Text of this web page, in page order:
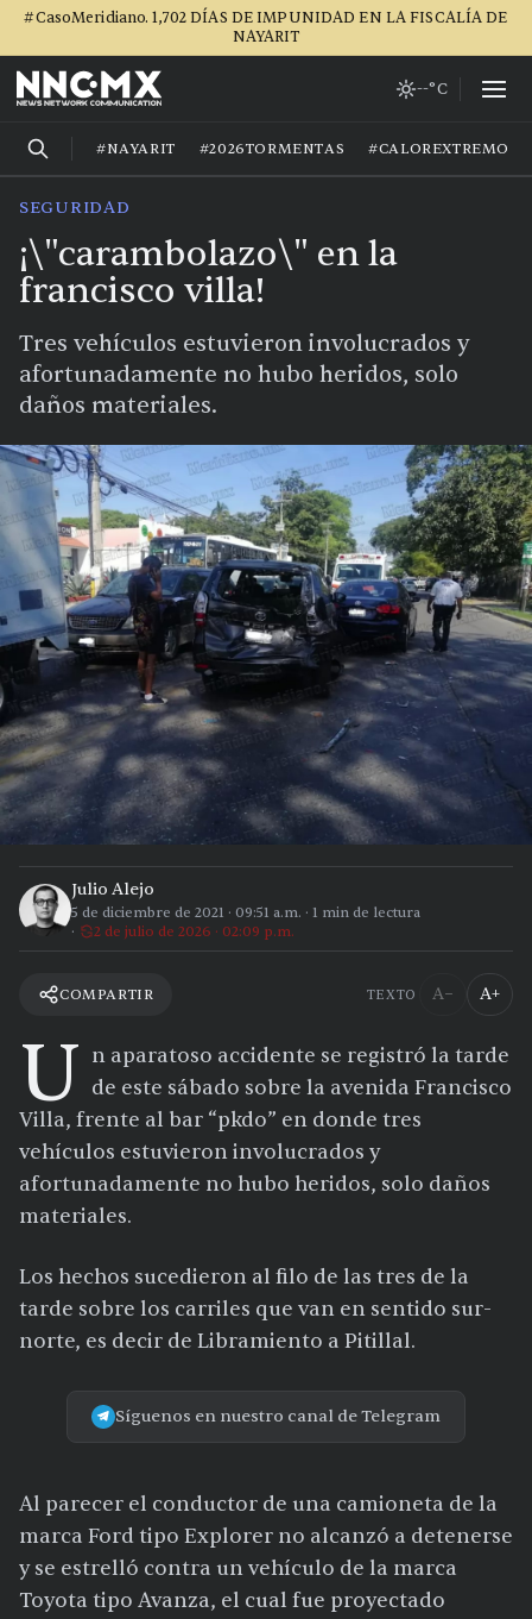
#CasoMeridiano. 1,702 DÍAS DE IMPUNIDAD EN LA FISCALÍA DE
NAYARIT
--°C
#NAYARIT #2026TORMENTAS #CALOREXTREMO
SEGURIDAD
¡\"carambolazo\" en la
francisco villa!
Tres vehículos estuvieron involucrados y
afortunadamente no hubo heridos, solo
daños materiales.
Julio Alejo
5 de diciembre de 2021 · 09:51 a.m. · 1 min de lectura
2 de julio de 2026 · 02:09 p.m.
COMPARTIR TEXTO A− A+
U n aparatoso accidente se registró la tarde
de este sábado sobre la avenida Francisco
Villa, frente al bar “pkdo” en donde tres
vehículos estuvieron involucrados y
afortunadamente no hubo heridos, solo daños
materiales.
Los hechos sucedieron al filo de las tres de la
tarde sobre los carriles que van en sentido sur-
norte, es decir de Libramiento a Pitillal.
Síguenos en nuestro canal de Telegram
Al parecer el conductor de una camioneta de la
marca Ford tipo Explorer no alcanzó a detenerse
y se estrelló contra un vehículo de la marca
Toyota tipo Avanza, el cual fue proyectado